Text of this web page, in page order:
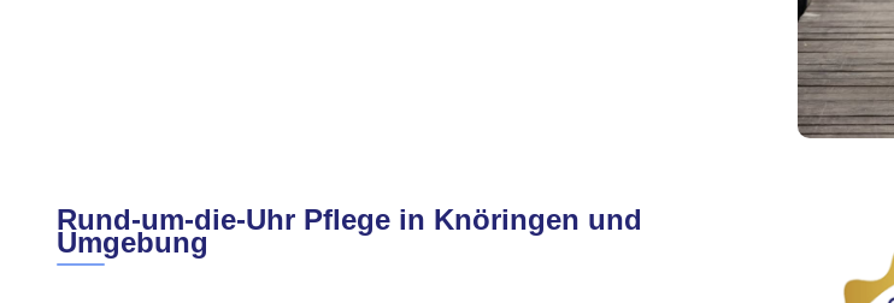
Rund-um-die-Uhr Pflege in Knöringen und
Umgebung